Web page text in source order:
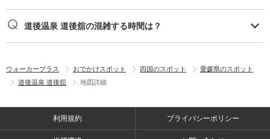
道後温泉 道後舘の混雑する時間は？
ウォーカープラス おでかけスポット 四国のスポット
愛媛県のスポット
道後温泉 道後舘
地図詳細
利用規約 プライバシーポリシー